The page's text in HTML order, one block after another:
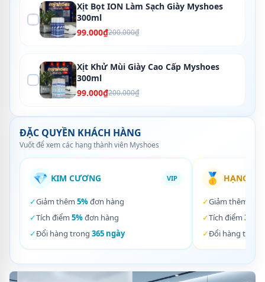
Xịt Bọt ION Làm Sạch Giày Myshoes
300ml
99.000₫200.000₫
Xịt Khử Mùi Giày Cao Cấp Myshoes
300ml
99.000₫200.000₫
ĐẶC QUYỀN KHÁCH HÀNG
Vuốt để xem các hạng thành viên Myshoes
💎 KIM CƯƠNG VIP
✓Giảm thêm 5%đơn hàng
✓Tích điểm 5%đơn hàng
✓Đổi hàng trong 365 ngày
🥇 HẠNG
✓Giảm thêm
✓Tích điểm 3%
✓Đổi hàng trong